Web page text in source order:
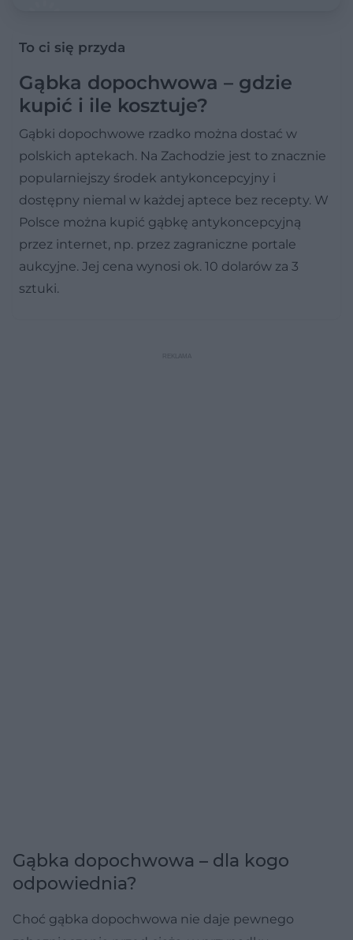
To ci się przyda
Gąbka dopochwowa – gdzie
kupić i ile kosztuje?
Gąbki dopochwowe rzadko można dostać w
polskich aptekach. Na Zachodzie jest to znacznie
popularniejszy środek antykoncepcyjny i
dostępny niemal w każdej aptece bez recepty. W
Polsce można kupić gąbkę antykoncepcyjną
przez internet, np. przez zagraniczne portale
aukcyjne. Jej cena wynosi ok. 10 dolarów za 3
sztuki.
Gąbka dopochwowa – dla kogo
odpowiednia?
Choć gąbka dopochwowa nie daje pewnego